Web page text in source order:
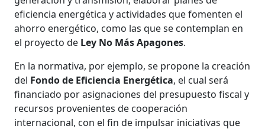
eficiencia energética y actividades que fomenten el
ahorro energético, como las que se contemplan en
el proyecto de Ley No Más Apagones.
En la normativa, por ejemplo, se propone la creación
del Fondo de Eficiencia Energética, el cual será
financiado por asignaciones del presupuesto fiscal y
recursos provenientes de cooperación
internacional, con el fin de impulsar iniciativas que